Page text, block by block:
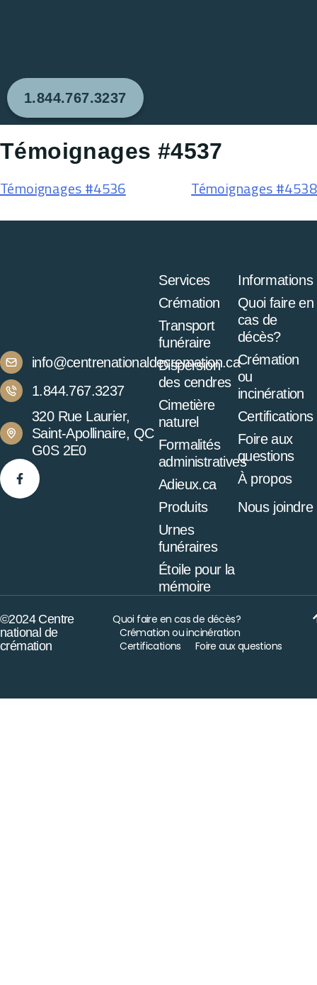
1.844.767.3237
Témoignages #4537
Témoignages #4536 Témoignages #4538
info@centrenationaldecremation.ca
1.844.767.3237
320 Rue Laurier,
Saint-Apollinaire, QC
G0S 2E0
Services
Crémation
Transport
funéraire
Dispersion
des cendres
Cimetière
naturel
Formalités
administratives
Adieux.ca
Produits
Urnes
funéraires
Étoile pour la
mémoire
Informations
Quoi faire en
cas de
décès?
Crémation
ou
incinération
Certifications
Foire aux
questions
À propos
Nous joindre
©2024 Centre
national de
crémation
Quoi faire en cas de décès?
Crémation ou incinération
Certifications
Foire aux questions